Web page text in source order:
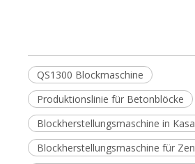
QS1300 Blockmaschine
Produktionslinie für Betonblöcke
Blockherstellungsmaschine in
Blockherstellungsmaschine für